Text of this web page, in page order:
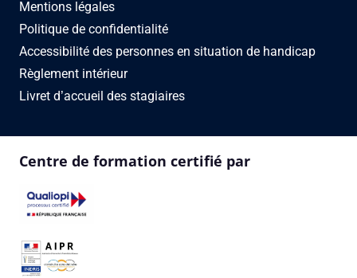
Mentions légales
Politique de confidentialité
Accessibilité des personnes en situation de handicap
Règlement intérieur
Livret d’accueil des stagiaires
Centre de formation certifié par